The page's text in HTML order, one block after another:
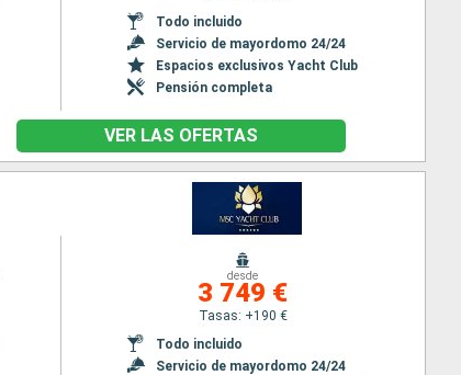
Todo incluido
Servicio de mayordomo 24/24
Espacios exclusivos Yacht Club
Pensión completa
VER LAS OFERTAS
desde
3 749 €
Tasas: +190 €
Todo incluido
Servicio de mayordomo 24/24